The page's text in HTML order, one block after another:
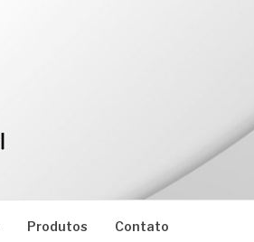
Produtos Contato